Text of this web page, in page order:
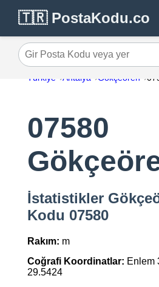
🇹🇷 PostaKodu.co
Gir Posta Kodu veya yer
Türkiye Antalya Gökçeören
07580
İstatistikler
Kodu 07580
Rakım: m
Coğrafi Koordinatlar: Enlem
29.5424